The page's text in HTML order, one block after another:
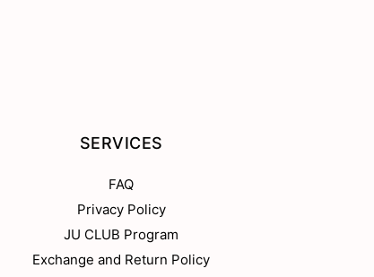
SERVICES
FAQ
Privacy Policy
JU CLUB Program
Exchange and Return Policy